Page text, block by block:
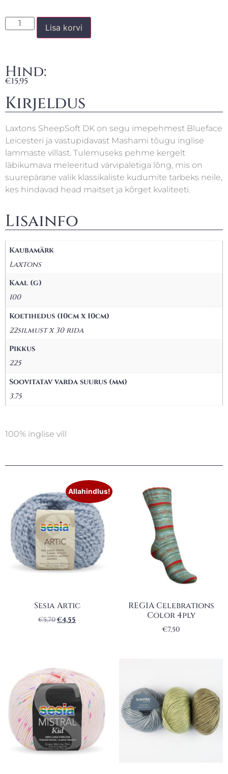
Lisa korvi
Hind:
€15,95
Kirjeldus
Laxtons SheepSoft DK on segu imepehmest Blueface
Leicesteri ja vastupidavast Mashami tõugu inglise
lammaste villast. Tulemuseks pehme kergelt
läbikumava meleeritud värvipaletiga lõng, mis on
suurepärane valik klassikaliste kudumite tarbeks neile,
kes hindavad head maitset ja kõrget kvaliteeti.
Lisainfo
Kaubamärk
Laxtons
Kaal (g)
100
Koetihedus (10cm x 10cm)
22silmust x 30 rida
Pikkus
225
Soovitatav varda suurus (mm)
3.75
100% inglise vill
Allahindlus!
Sesia Artic
€5,70€4,55
REGIA Celebrations
Color 4ply
€7,50